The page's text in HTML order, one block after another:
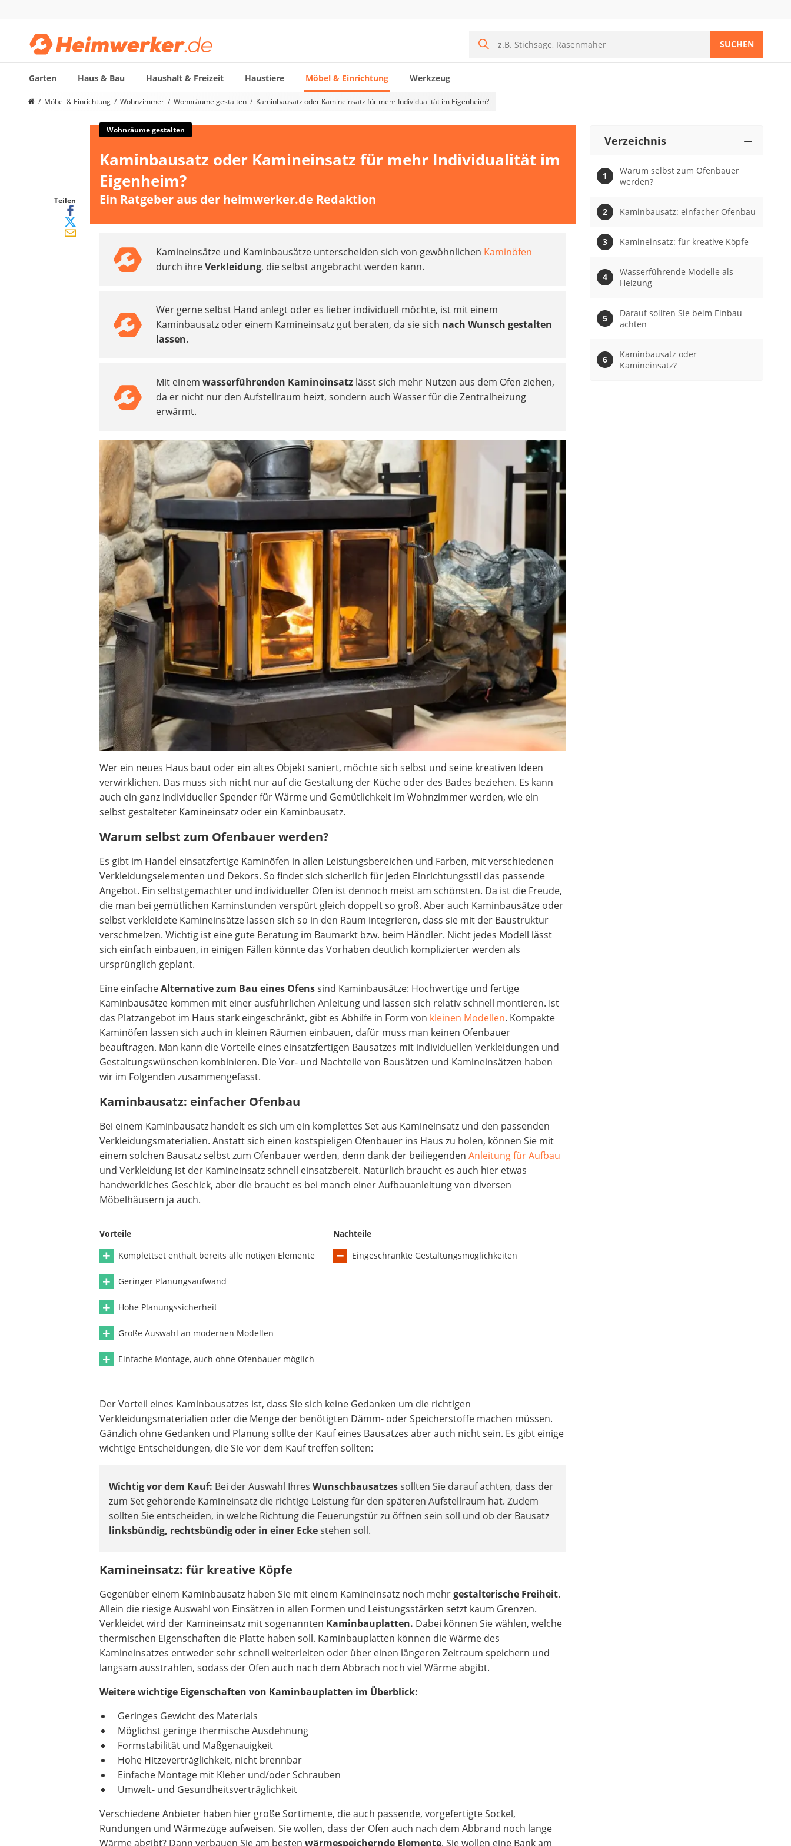
SUCHEN
Garten Haus & Bau Haushalt & Freizeit Haustiere Möbel & Einrichtung Werkzeug
Die beliebtesten Vergleiche nach Kategorie
Spülrandloses WC
Daunendecken
Backofen
HiFi-Lautsprecher
Samsung-Waschmaschine
LED-Feuchtraumleuchte
Sägekettenschärfgerät
Geschirrspüler 45 cm
Möbel & Einrichtung Wohnzimmer Wohnräume gestalten Kaminbausatz oder Kamineinsatz für mehr Individualität im Eigenheim?
Teilen
Wohnräume gestalten
Kaminbausatz oder Kamineinsatz für mehr Individualität im
Eigenheim?
Ein Ratgeber aus der heimwerker.de Redaktion
Kamineinsätze und Kaminbausätze unterscheiden sich von gewöhnlichen Kaminöfen
durch ihreVerkleidung, die selbst angebracht werden kann.
Wer gerne selbst Hand anlegt oder es lieber individuell möchte, ist mit einem
Kaminbausatz oder einem Kamineinsatz gut beraten, da sie sich nach Wunsch gestalten
lassen.
Mit einemwasserführenden Kamineinsatz lässt sich mehr Nutzen aus dem Ofen ziehen,
da er nicht nur den Aufstellraum heizt, sondern auch Wasser für die Zentralheizung
erwärmt.
Wer ein neues Haus baut oder ein altes Objekt saniert, möchte sich selbst und seine kreativen Ideen
verwirklichen. Das muss sich nicht nur auf die Gestaltung der Küche oder des Bades beziehen. Es kann
auch ein ganz individueller Spender für Wärme und Gemütlichkeit im Wohnzimmer werden, wie ein
selbst gestalteter Kamineinsatz oder ein Kaminbausatz.
Warum selbst zum Ofenbauer werden?
Es gibt im Handel einsatzfertige Kaminöfen in allen Leistungsbereichen und Farben, mit verschiedenen
Verkleidungselementen und Dekors. So findet sich sicherlich für jeden Einrichtungsstil das passende
Angebot. Ein selbstgemachter und individueller Ofen ist dennoch meist am schönsten. Da ist die Freude,
die man bei gemütlichen Kaminstunden verspürt gleich doppelt so groß. Aber auch Kaminbausätze oder
selbst verkleidete Kamineinsätze lassen sich so in den Raum integrieren, dass sie mit der Baustruktur
verschmelzen. Wichtig ist eine gute Beratung im Baumarkt bzw. beim Händler. Nicht jedes Modell lässt
sich einfach einbauen, in einigen Fällen könnte das Vorhaben deutlich komplizierter werden als
ursprünglich geplant.
Eine einfacheAlternative zum Bau eines Ofenssind Kaminbausätze: Hochwertige und fertige
Kaminbausätze kommen mit einer ausführlichen Anleitung und lassen sich relativ schnell montieren. Ist
das Platzangebot im Haus stark eingeschränkt, gibt es Abhilfe in Form von kleinen Modellen. Kompakte
Kaminöfen lassen sich auch in kleinen Räumen einbauen, dafür muss man keinen Ofenbauer
beauftragen. Man kann die Vorteile eines einsatzfertigen Bausatzes mit individuellen Verkleidungen und
Gestaltungswünschen kombinieren. Die Vor- und Nachteile von Bausätzen und Kamineinsätzen haben
wir im Folgenden zusammengefasst.
Kaminbausatz: einfacher Ofenbau
Bei einem Kaminbausatz handelt es sich um ein komplettes Set aus Kamineinsatz und den passenden
Verkleidungsmaterialien. Anstatt sich einen kostspieligen Ofenbauer ins Haus zu holen, können Sie mit
einem solchen Bausatz selbst zum Ofenbauer werden, denn dank der beiliegendenAnleitung für Aufbau
und Verkleidung ist der Kamineinsatz schnell einsatzbereit. Natürlich braucht es auch hier etwas
handwerkliches Geschick, aber die braucht es bei manch einer Aufbauanleitung von diversen
Möbelhäusern ja auch.
Vorteile
Komplettset enthält bereits alle nötigen Elemente
Geringer Planungsaufwand
Hohe Planungssicherheit
Große Auswahl an modernen Modellen
Einfache Montage, auch ohne Ofenbauer möglich
Nachteile
Eingeschränkte Gestaltungsmöglichkeiten
Der Vorteil eines Kaminbausatzes ist, dass Sie sich keine Gedanken um die richtigen
Verkleidungsmaterialien oder die Menge der benötigten Dämm- oder Speicherstoffe machen müssen.
Gänzlich ohne Gedanken und Planung sollte der Kauf eines Bausatzes aber auch nicht sein. Es gibt einige
wichtige Entscheidungen, die Sie vor dem Kauf treffen sollten:
Wichtig vor dem Kauf: Bei der Auswahl IhresWunschbausatzessollten Sie darauf achten, dass der
zum Set gehörende Kamineinsatz die richtige Leistung für den späteren Aufstellraum hat. Zudem
sollten Sie entscheiden, in welche Richtung die Feuerungstür zu öffnen sein soll und ob der Bausatz
linksbündig, rechtsbündig oder in einer Eckestehen soll.
Kamineinsatz: für kreative Köpfe
Gegenüber einem Kaminbausatz haben Sie mit einem Kamineinsatz noch mehrgestalterische Freiheit.
Allein die riesige Auswahl von Einsätzen in allen Formen und Leistungsstärken setzt kaum Grenzen.
Verkleidet wird der Kamineinsatz mit sogenannten Kaminbauplatten. Dabei können Sie wählen, welche
thermischen Eigenschaften die Platte haben soll. Kaminbauplatten können die Wärme des
Kamineinsatzes entweder sehr schnell weiterleiten oder über einen längeren Zeitraum speichern und
langsam ausstrahlen, sodass der Ofen auch nach dem Abbrach noch viel Wärme abgibt.
Weitere wichtige Eigenschaften von Kaminbauplatten im Überblick:
Geringes Gewicht des Materials
Möglichst geringe thermische Ausdehnung
Formstabilität und Maßgenauigkeit
Hohe Hitzeverträglichkeit, nicht brennbar
Einfache Montage mit Kleber und/oder Schrauben
Umwelt- und Gesundheitsverträglichkeit
Verschiedene Anbieter haben hier große Sortimente, die auch passende, vorgefertigte Sockel,
Rundungen und Wärmezüge aufweisen. Sie wollen, dass der Ofen auch nach dem Abbrand noch lange
Wärme abgibt? Dann verbauen Sie am bestenwärmespeichernde Elemente. Sie wollen eine Bank am
Verzeichnis
Warum selbst zum Ofenbauer
werden?
Kaminbausatz: einfacher Ofenbau
Kamineinsatz: für kreative Köpfe
Wasserführende Modelle als
Heizung
Darauf sollten Sie beim Einbau
achten
Kaminbausatz oder
Kamineinsatz?